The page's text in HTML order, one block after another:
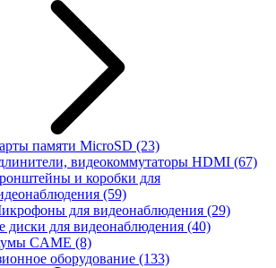
памяти MicroSD (23)
видеокоммутаторы HDMI (67)
и коробки для
(59)
для видеонаблюдения (29)
диски для видеонаблюдения (40)
CAME (8)
оборудование (133)